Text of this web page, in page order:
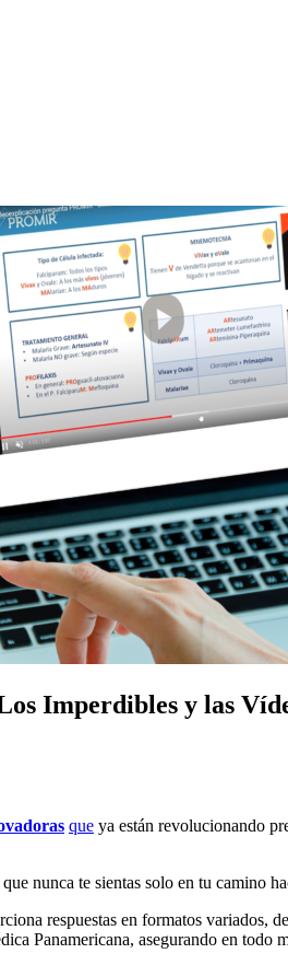
Imperdibles y las
que ya están revolucionando
que nunca te sientas solo en tu camino
respuestas en formatos variados,
Panamericana, asegurando en todo